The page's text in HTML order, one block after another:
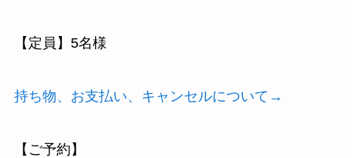
【定員】5名様
持ち物、お支払い、キャンセルについて→
【ご予約】